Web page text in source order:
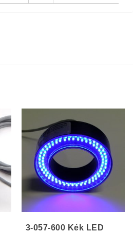
3-057-600 Kék LED